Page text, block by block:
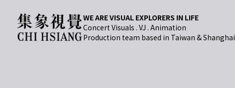
WE ARE VISUAL EXPLORERS IN LIFE
Concert Visuals . VJ . Animation
Production team based in Taiwan & Shanghai